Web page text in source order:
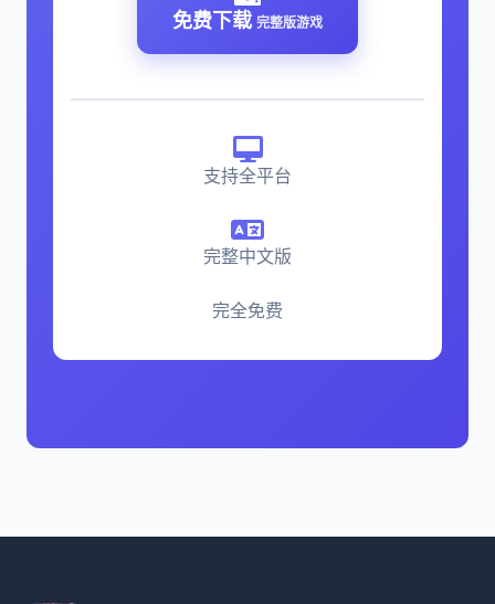
免费下载 完整版游戏
支持全平台
完整中文版
完全免费